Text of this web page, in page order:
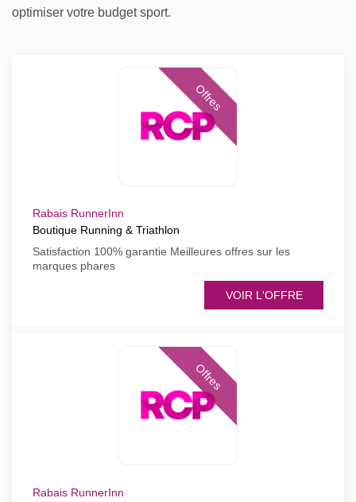
optimiser votre budget sport.
Offres
Rabais RunnerInn
Boutique Running & Triathlon
Satisfaction 100% garantie Meilleures offres sur les
marques phares
VOIR L'OFFRE
Offres
Rabais RunnerInn